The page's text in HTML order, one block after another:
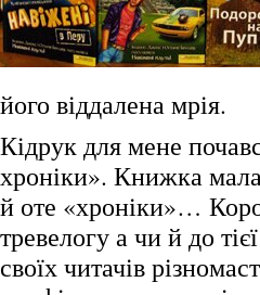
його віддалена мрія.
Кідрук для мене
хроніки». Книжка
й оте «хроніки»…
тревелогу а чи й до
своїх читачів